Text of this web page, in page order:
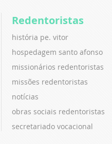
Redentoristas
história pe. vitor
hospedagem santo afonso
missionários redentoristas
missões redentoristas
notícias
obras sociais redentoristas
secretariado vocacional